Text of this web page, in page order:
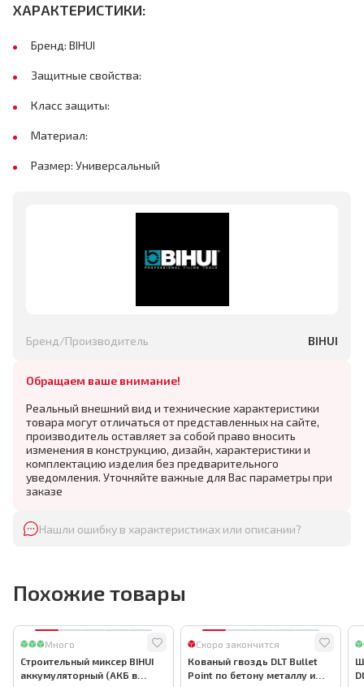
ХАРАКТЕРИСТИКИ:
Бренд: BIHUI
Защитные свойства:
Класс защиты:
Материал:
Размер: Универсальный
Бренд/Производитель BIHUI
Обращаем ваше внимание!
Реальный внешний вид и технические характеристики
товара могут отличаться от представленных на сайте,
производитель оставляет за собой право вносить
изменения в конструкцию, дизайн, характеристики и
комплектацию изделия без предварительного
уведомления. Уточняйте важные для Вас параметры при
заказе
Нашли ошибку в характеристиках или описании?
Похожие товары
Много
Строительный миксер BIHUI
аккумуляторный (АКБ в
Скоро закончится
Кованый гвоздь DLT Bullet
Point по бетону металлу и